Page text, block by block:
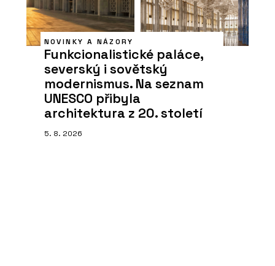
NOVINKY A NÁZORY
Funkcionalistické paláce,
severský i sovětský
modernismus. Na seznam
UNESCO přibyla
architektura z 20. století
5. 8. 2026